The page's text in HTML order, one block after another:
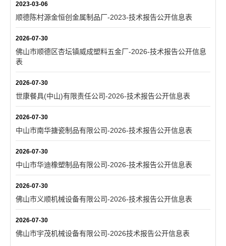
2023-03-06
顺德陈村源金恒创金属制品厂-2023-技术报告公开信息表
2026-07-30
佛山市顺德区杏坛镇威成塑料五金厂-2026-技术报告公开信息
表
2026-07-30
世康餐具(中山)有限责任公司-2026-技术报告公开信息表
2026-07-30
中山市南华搪瓷制品有限公司-2026-技术报告公开信息表
2026-07-30
中山市华迪橡塑制品有限公司-2026-技术报告公开信息表
2026-07-30
佛山市义顺机械设备有限公司-2026-技术报告公开信息表
2026-07-30
佛山市宇茂机械设备有限公司-2026技术报告公开信息表